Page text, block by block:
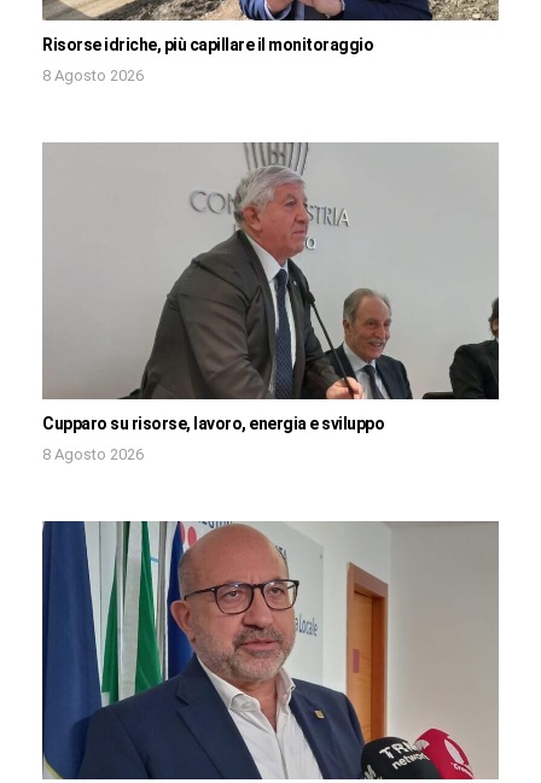
Risorse idriche, più capillare il monitoraggio
8 Agosto 2026
Cupparo su risorse, lavoro, energia e sviluppo
8 Agosto 2026